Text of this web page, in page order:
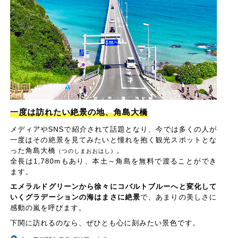
一度は訪れたい絶景の地、角島大橋
メディアやSNSで紹介されて話題となり、今では多くの人が
一度はその絶景を見てみたいと憧れを抱く観光スポットとな
った角島大橋 （つのしまおおはし）
。
全長は1,780mもあり、本土～角島を無料で渡ることができ
ます。
エメラルドグリーンから徐々にコバルトブルーへと変化して
いくグラデーションの海はまさに絶景で、あまりの美しさに
感動の嵐を呼びます。
下関に訪れるのなら、ぜひとも心に刻みたい景色です。